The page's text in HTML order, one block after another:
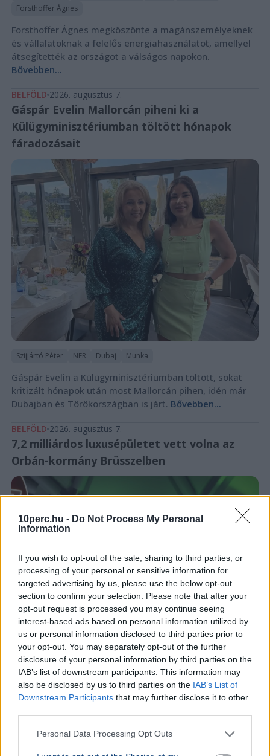
10perc.hu - Do Not Process My Personal
Information
If you wish to opt-out of the sale, sharing to third parties, or
processing of your personal or sensitive information for
targeted advertising by us, please use the below opt-out
section to confirm your selection. Please note that after your
opt-out request is processed you may continue seeing
interest-based ads based on personal information utilized by
us or personal information disclosed to third parties prior to
your opt-out. You may separately opt-out of the further
disclosure of your personal information by third parties on the
IAB’s list of downstream participants. This information may
also be disclosed by us to third parties on the IAB’s List of
Downstream Participants that may further disclose it to other
Personal Data Processing Opt Outs
Forsthoffer Ágnes
Forsthoffer Ágnes megköszönte a magánszemélyeknek
és vállalatoknak a felelős energiahasználatot, amellyel
átsegítették az országot a válságos napokon.
Bővebben...
BELFÖLD 2026. augusztus 7.
Gáspár Evelin Mallorcán piheni ki a
Külügyminisztériumban töltött hónapok
fáradozásait
Szijjártó Péter NER Dubaj Munka
Gáspár Evelin a Külügyminisztériumban töltött, sokat
kritizált hónapok után most Mallorcán pihen, idén már
Dubajban és Törökországban is járt. Bővebben...
BELFÖLD 2026. augusztus 7.
7,2 milliárdos luxusépületet vett volna az
Orbán-kormány Brüsszelben
Magyarország NER Fidesz Üzlet
Az Orbán-kormány 7,2 milliárd forintért vásárolt volna
luxusingatlant Brüsszelben, ahol fine dining étteremet is
nyitottak volna. Az üzlet végül meghiúsult.Bővebben...